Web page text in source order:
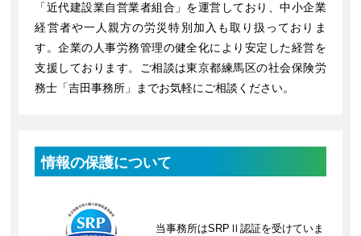
「近代建設業自営業者組合」を運営しており、中小企業
経営者や一人親方の労災特別加入も取り扱っておりま
す。企業の人事労務管理の健全化により安定した経営を
支援しております。ご相談は東京都練馬区の社会保険労
務士「吉田事務所」までお気軽にご相談ください。
情報の保護について
当事務所はSRPⅡ認証を受けていま